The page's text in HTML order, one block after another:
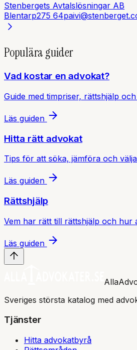
Stenbergets Avtalslösningar AB
Blentarp275 64
Populära guider
Vad kostar en advokat?
Guide med timpriser, rättshjälp
Läs guiden
Hitta rätt advokat
Tips för att söka, jämföra och
Läs guiden
Rättshjälp
Vem har rätt till rättshjälp och hur
Läs guiden
Sveriges största katalog med
Tjänster
Hitta advokatbyrå